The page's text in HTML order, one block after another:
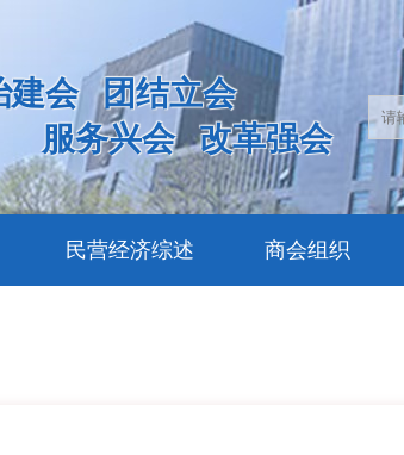
建会 团结立会
服务兴会 改革强会
民营经济综述 商会组织